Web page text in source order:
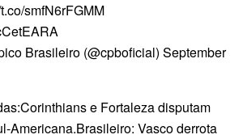
smfN6rFGMM
Brasileiro (@cpboficial) September
e Fortaleza disputam
Americana.Brasileiro: Vasco derrota